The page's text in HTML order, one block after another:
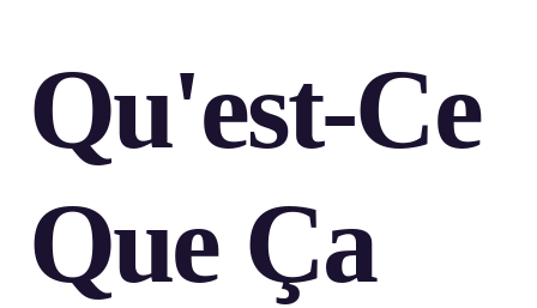
Qu'est-Ce
Que Ça